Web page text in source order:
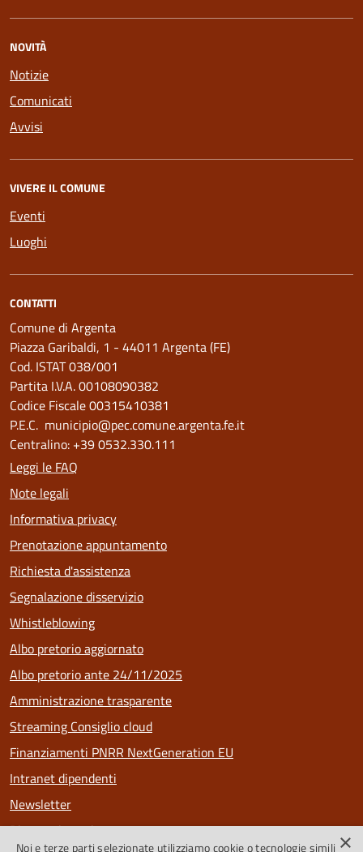
NOVITÀ
Notizie
Comunicati
Avvisi
VIVERE IL COMUNE
Eventi
Luoghi
CONTATTI
Comune di Argenta
Piazza Garibaldi, 1 - 44011 Argenta (FE)
Cod. ISTAT 038/001
Partita I.V.A. 00108090382
Codice Fiscale 00315410381
P.E.C. municipio@pec.comune.argenta.fe.it
Centralino: +39 0532.330.111
Leggi le FAQ
Note legali
Informativa privacy
Prenotazione appuntamento
Richiesta d'assistenza
Segnalazione disservizio
Whistleblowing
Albo pretorio aggiornato
Albo pretorio ante 24/11/2025
Amministrazione trasparente
Streaming Consiglio cloud
Finanziamenti PNRR NextGeneration EU
Intranet dipendenti
Newsletter
Riconoscimenti
×
Noi e terze parti selezionate utilizziamo cookie o tecnologie simili